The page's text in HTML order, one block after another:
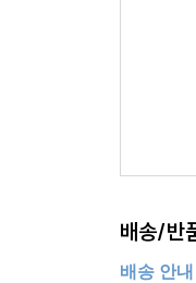
배송/반
배송 안내